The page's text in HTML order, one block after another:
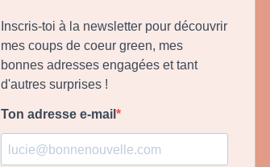
Inscris-toi à la newsletter pour découvrir
mes coups de coeur green, mes
bonnes adresses engagées et tant
d'autres surprises !
Ton adresse e-mail